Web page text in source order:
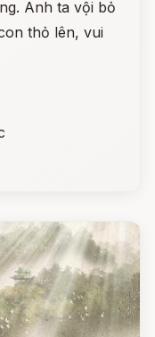
Anh ta vội bỏ
thỏ lên, vui